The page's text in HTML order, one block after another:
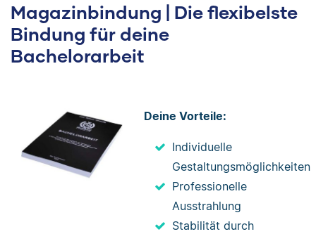
Magazinbindung | Die flexibelste
Bindung für deine
Bachelorarbeit
Deine Vorteile:
Individuelle
Gestaltungsmöglichkeiten
Professionelle
Ausstrahlung
Stabilität durch